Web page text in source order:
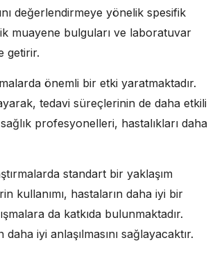
değerlendirmeye yönelik spesifik
muayene bulguları ve laboratuvar
getirir.
önemli bir etki yaratmaktadır.
tedavi süreçlerinin de daha etkili
profesyonelleri, hastalıkları daha
standart bir yaklaşım
kullanımı, hastaların daha iyi bir
da katkıda bulunmaktadır.
iyi anlaşılmasını sağlayacaktır.